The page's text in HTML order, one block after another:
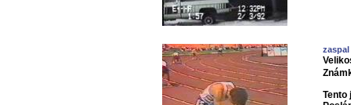
zaspal
Tento